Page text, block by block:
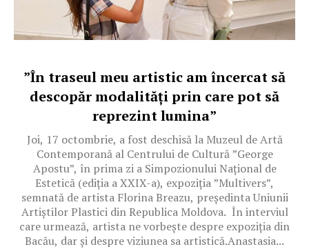
”În traseul meu artistic am încercat să
descopăr modalităţi prin care pot să
reprezint lumina”
Joi, 17 octombrie, a fost deschisă la Muzeul de Artă
Contemporană al Centrului de Cultură ”George
Apostu”, în prima zi a Simpozionului Național de
Estetică (ediția a XXIX-a), expoziția ”Multivers”,
semnată de artista Florina Breazu, președinta Uniunii
Artiștilor Plastici din Republica Moldova. În interviul
care urmează, artista ne vorbește despre expoziția din
Bacău, dar și despre viziunea sa artistică.Anastasia...